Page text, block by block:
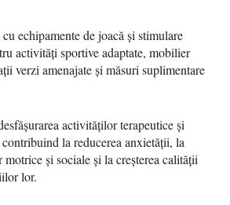
echipamente de joacă și stimulare
activități sportive adaptate, mobilier
verzi amenajate și măsuri suplimentare
activităților terapeutice și
la reducerea anxietății, la
și sociale și la creșterea calității
lor.